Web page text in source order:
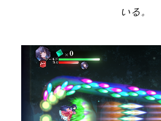
いる。